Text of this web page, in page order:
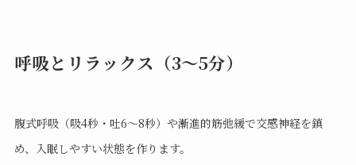
呼吸とリラックス（3〜5分）
腹式呼吸（吸4秒・吐6〜8秒）や漸進的筋弛緩で交感神経を鎮
め、入眠しやすい状態を作ります。